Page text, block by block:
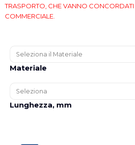
TRASPORTO, CHE VANNO CONCORDATI
COMMERCIALE.
Materiale
Lunghezza, mm